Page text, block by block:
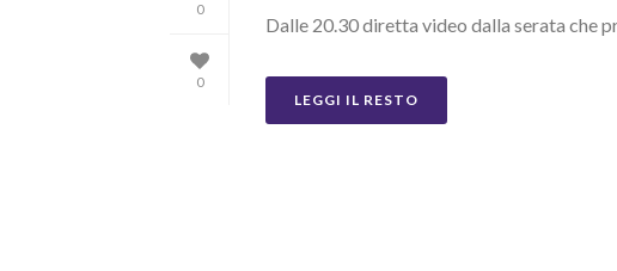
0
0
Dalle 20.30 diretta video dalla serata che
LEGGI IL RESTO